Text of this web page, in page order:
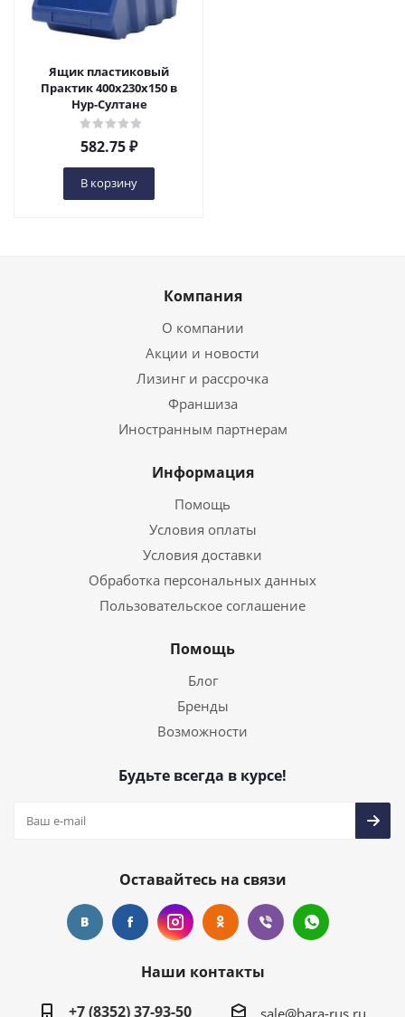
Ящик пластиковый
Практик 400x230x150 в
Нур-Султане
582.75₽
В корзину
Компания
О компании
Акции и новости
Лизинг и рассрочка
Франшиза
Иностранным партнерам
Информация
Помощь
Условия оплаты
Условия доставки
Обработка персональных данных
Пользовательское соглашение
Помощь
Блог
Бренды
Возможности
Будьте всегда в курсе!
Оставайтесь на связи
Наши контакты
+7 (8352) 37-93-50
sale@bara-rus.ru